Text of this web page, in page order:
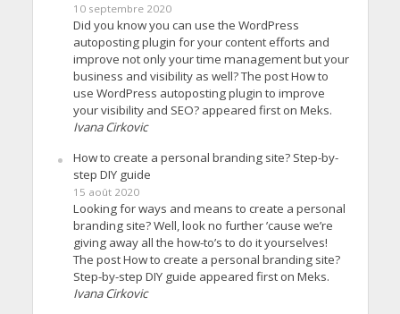
10 septembre 2020
Did you know you can use the WordPress
autoposting plugin for your content efforts and
improve not only your time management but your
business and visibility as well? The post How to
use WordPress autoposting plugin to improve
your visibility and SEO? appeared first on Meks.
Ivana Cirkovic
How to create a personal branding site? Step-by-
step DIY guide
15 août 2020
Looking for ways and means to create a personal
branding site? Well, look no further ’cause we’re
giving away all the how-to’s to do it yourselves!
The post How to create a personal branding site?
Step-by-step DIY guide appeared first on Meks.
Ivana Cirkovic